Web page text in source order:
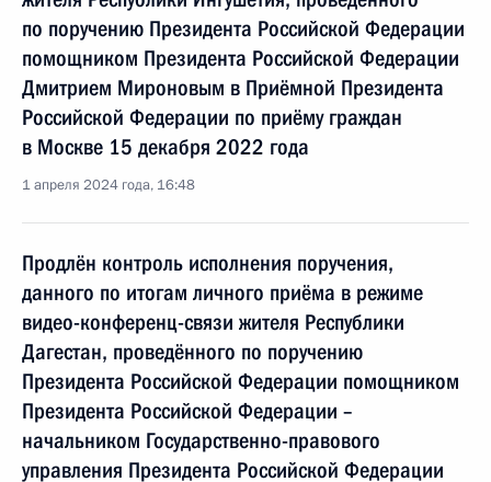
по поручению Президента Российской Федерации
помощником Президента Российской Федерации
Дмитрием Мироновым в Приёмной Президента
Российской Федерации по приёму граждан
в Москве 15 декабря 2022 года
1 апреля 2024 года, 16:48
Продлён контроль исполнения поручения,
данного по итогам личного приёма в режиме
видео-конференц-связи жителя Республики
Дагестан, проведённого по поручению
Президента Российской Федерации помощником
Президента Российской Федерации –
начальником Государственно-правового
управления Президента Российской Федерации